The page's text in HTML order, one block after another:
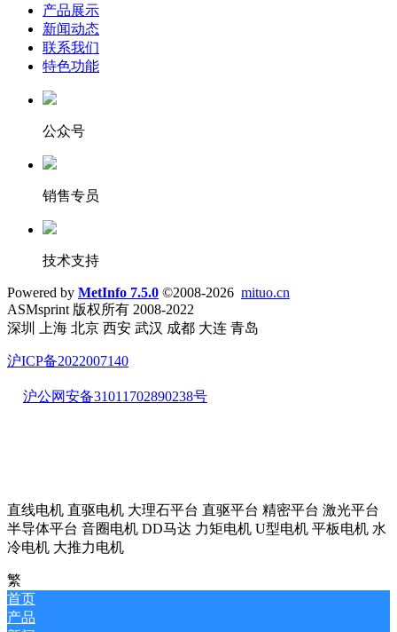
产品展示
新闻动态
联系我们
特色功能
公众号
销售专员
技术支持
Powered by MetInfo 7.5.0 ©2008-2026 mituo.cn
ASMsprint 版权所有 2008-2022
深圳 上海 北京 西安 武汉 成都 大连 青岛
沪ICP备2022007140
沪公网安备31011702890238号
直线电机 直驱电机 大理石平台 直驱平台 精密平台 激光平台
半导体平台 音圈电机 DD马达 力矩电机 U型电机 平板电机 水
冷电机 大推力电机
繁
首页
产品